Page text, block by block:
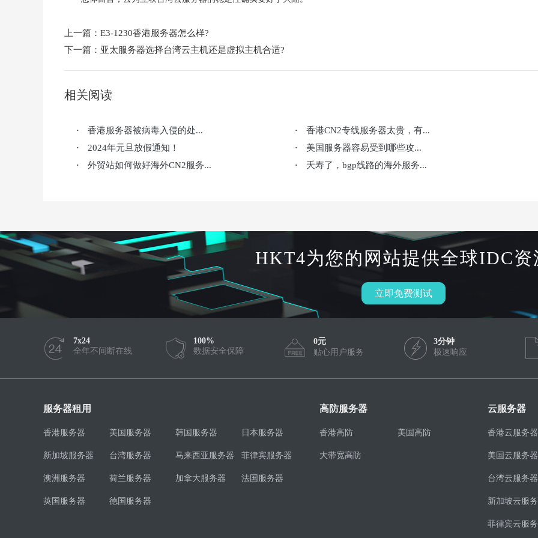
上一篇： E3-1230香港服务器怎么样?
下一篇： 亚太服务器选择台湾云主机还是虚拟主机合适?
相关阅读
· 香港服务器被病毒入侵的处... · 香港CN2专线服务器太贵，有...
· 2024年元旦放假通知！ · 美国服务器容易受到哪些攻...
· 外贸站如何做好海外CN2服务... · 夭寿了，bgp线路的海外服务...
HKT4为您的网站提供全球IDC资
立即免费测试
7x24
全年不间断在线
100%
数据安全保障
0元
贴心用户服务
3分钟
极速响应
服务器租用
香港服务器 美国服务器 韩国服务器 日本服务器
新加坡服务器 台湾服务器 马来西亚服务器 菲律宾服务器
澳洲服务器 荷兰服务器 加拿大服务器 法国服务器
英国服务器 德国服务器
高防服务器
香港高防 美国高防
大带宽高防
云服务器
香港云服务器
美国云服务器
台湾云服务器
新加坡云服
菲律宾云服